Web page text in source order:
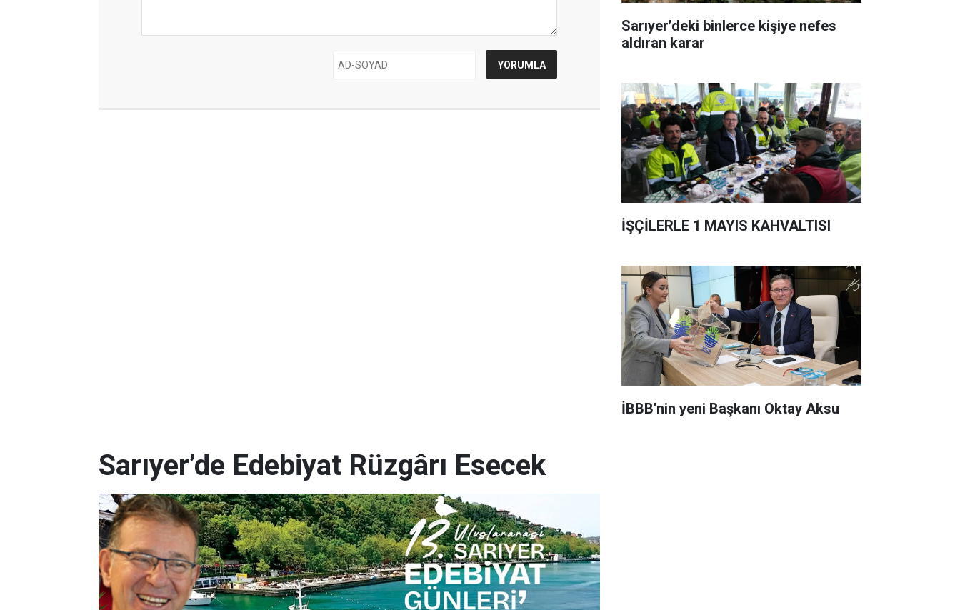
Sarıyer’deki binlerce kişiye nefes
aldıran karar
İŞÇİLERLE 1 MAYIS KAHVALTISI
İBBB'nin yeni Başkanı Oktay Aksu
Sarıyer’de Edebiyat Rüzgârı Esecek